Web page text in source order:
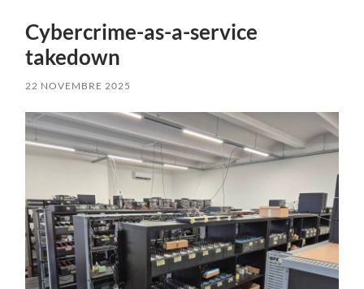
Cybercrime-as-a-service
takedown
22 NOVEMBRE 2025